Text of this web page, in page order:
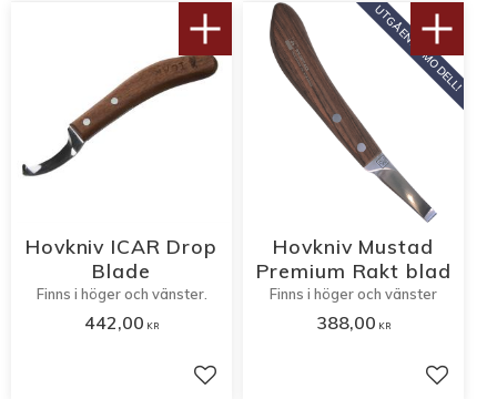
Hovkniv ICAR Drop
Blade
Finns i höger och vänster.
442,00 KR
Lägg till i favoriter
Hovkniv Mustad
Premium Rakt blad
Finns i höger och vänster
388,00 KR
UTGÅENDE MODELL!
Lägg